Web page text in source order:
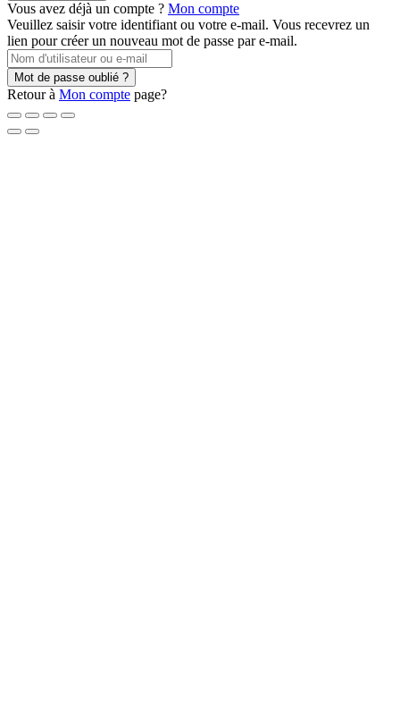
Vous avez déjà un compte ? Mon compte
Veuillez saisir votre identifiant ou votre e-mail. Vous recevrez un
lien pour créer un nouveau mot de passe par e-mail.
Mot de passe oublié ?
Retour à Mon compte page?